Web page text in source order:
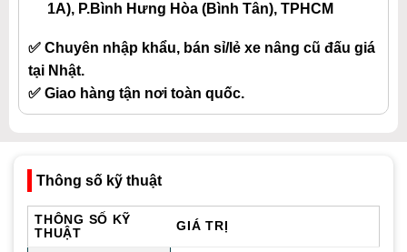
1A), P.Bình Hưng Hòa (Bình Tân), TPHCM
✅ Chuyên nhập khẩu, bán sỉ/lẻ xe nâng cũ đấu giá
tại Nhật.
✅ Giao hàng tận nơi toàn quốc.
Thông số kỹ thuật
THÔNG SỐ KỸ
THUẬT
GIÁ TRỊ